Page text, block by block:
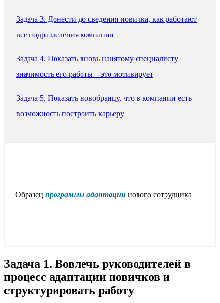
Задача 3. Донести до сведения новичка, как работают
все подразделения компании
Задача 4. Показать вновь нанятому специалисту
значимость его работы – это мотивирует
Задача 5. Показать новобранцу, что в компании есть
возможность построить карьеру
Образец программы адаптации нового сотрудника
Задача 1. Вовлечь руководителей в
процесс адаптации новичков и
структурировать работу